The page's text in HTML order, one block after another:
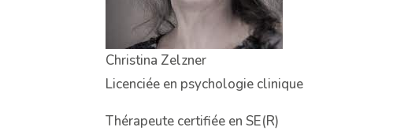
Christina Zelzner
Licenciée en psychologie clinique
Thérapeute certifiée en SE(R)